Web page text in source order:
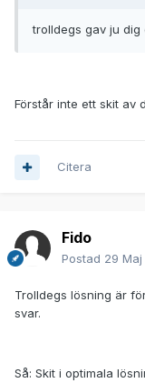
trolldegs gav ju dig
Förstår inte ett skit av
Citera
Fido
Postad 29
Trolldegs lösning är
svar.
Så: Skit i optimala